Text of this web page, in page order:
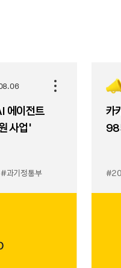
에이전트
사업’
#과기정통부
카